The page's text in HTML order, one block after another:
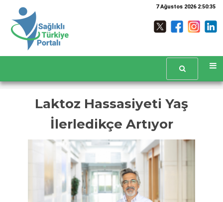
7 Ağustos 2026 2:50:36
Laktoz Hassasiyeti Yaş
İlerledikçe Artıyor